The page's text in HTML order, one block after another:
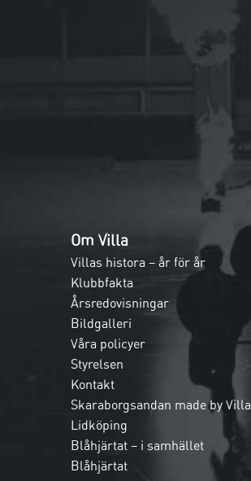
Om Villa
Villas histora – år för år
Klubbfakta
Årsredovisningar
Bildgalleri
Våra policyer
Styrelsen
Kontakt
Skaraborgsandan made by Villa
Lidköping
Blåhjärtat – i samhället
Blåhjärtat